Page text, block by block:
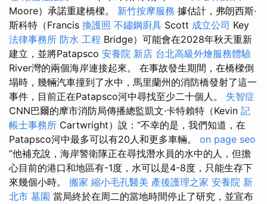
Moore）承諾重建橋樑。 新竹按摩服務 據估計，弗朗西斯·
斯科特（Francis 換護照 不鏽鋼廚具 Scott 成立公司 Key
法律事務所 防水 工程 Bridge）可能會在2028年秋天重新
建立，並將Patapsco 安養院 新店 台北高級外燴服務體驗
River灣的兩個海岸連接起來。 在事故發生期間，在橋樑倒
塌時，幾輛汽車撞到了水中，馬里蘭州的消防橋發射了這一
事件，目前正在Patapsco河中尋找至少二十個人。 失智症
CNN巴爾的摩市消防局傳播總監凱文·卡特賴特（Kevin 記
帳士事務所 Cartwright）說：“不幸的是，我們知道，在
Patapsco河中最多可以有20人和更多車輛。 on page seo
”他補充說，海岸警衛隊正在尋找潛水員的水中的人，但擔
心目前的港口和地區有-1度，水可以是4-8度，只能生存下
來幾個小時。 搬家 縮小毛孔醫美 產後護理之家 安養院 新
北市 墓園 當局終於在周二的當地時間停止了研究，並宣布